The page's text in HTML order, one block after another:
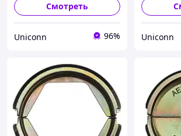
Смотреть
Uniconn 96% Uniconn